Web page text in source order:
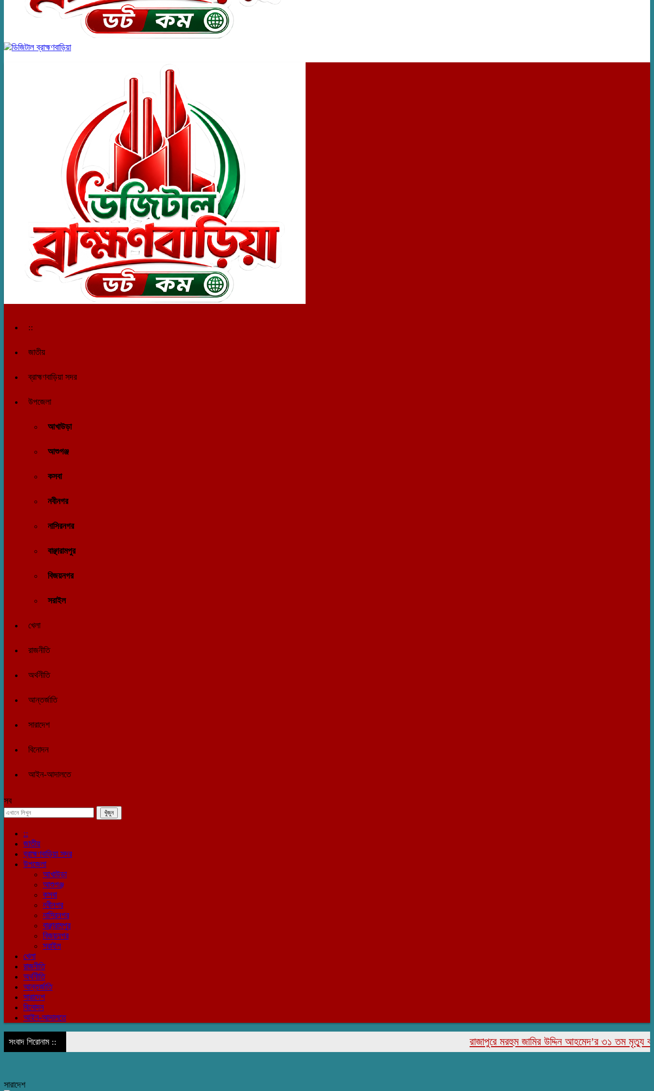
::
জাতীয়
ব্রাহ্মণবাড়িয়া সদর
উপজেলা
আখাউড়া
আশুগঞ্জ
কসবা
নবীনগর
নাসিরনগর
বাঞ্ছারামপুর
বিজয়নগর
সরাইল
খেলা
রাজনীতি
অর্থনীতি
আন্তর্জাতি
সারাদেশ
বিনোদন
আইন-আদালতে
সব
::
জাতীয়
ব্রাহ্মণবাড়িয়া সদর
উপজেলা
আখাউড়া
আশুগঞ্জ
কসবা
নবীনগর
নাসিরনগর
বাঞ্ছারামপুর
বিজয়নগর
সরাইল
খেলা
রাজনীতি
অর্থনীতি
আন্তর্জাতি
সারাদেশ
বিনোদন
আইন-আদালতে
সংবাদ শিরোনাম :: রাজাপুরে মরহুম জামির উদ্দিন আহমেদ’র ৩১ তম মৃত্যু বার্ষিকী
সারাদেশ